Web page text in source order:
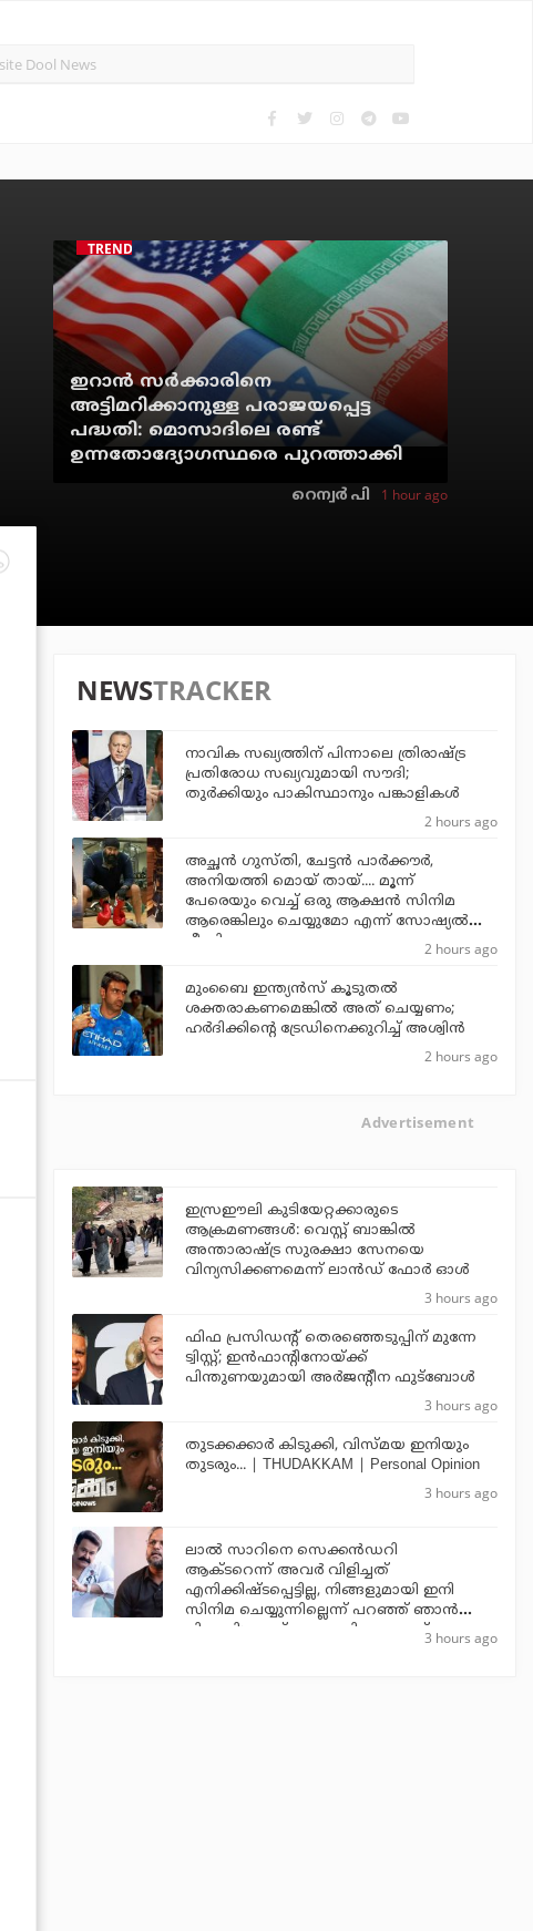
TRENDING
ഇറാന്‍ സര്‍ക്കാരിനെ
അട്ടിമറിക്കാനുള്ള പരാജയപ്പെട്ട
പദ്ധതി: മൊസാദിലെ രണ്ട്
ഉന്നതോദ്യോഗസ്ഥരെ പുറത്താക്കി
റെന്വര്‍ പി 1 hour ago
NEWSTRACKER
നാവിക സഖ്യത്തിന് പിന്നാലെ ത്രിരാഷ്ട്ര
പ്രതിരോധ സഖ്യവുമായി സൗദി;
തുര്‍ക്കിയും പാകിസ്ഥാനും പങ്കാളികള്‍
2 hours ago
അച്ഛന്‍ ഗുസ്തി, ചേട്ടന്‍ പാര്‍ക്കൗര്‍,
അനിയത്തി മൊയ് തായ്.... മൂന്ന്
പേരെയും വെച്ച് ഒരു ആക്ഷന്‍ സിനിമ
ആരെങ്കിലും ചെയ്യുമോ എന്ന് സോഷ്യല്‍
മീഡിയ
2 hours ago
മുംബൈ ഇന്ത്യന്‍സ് കൂടുതല്‍
ശക്തരാകണമെങ്കില്‍ അത് ചെയ്യണം;
ഹര്‍ദിക്കിന്റെ ട്രേഡിനെക്കുറിച്ച് അശ്വിന്‍
2 hours ago
Advertisement
ഇസ്രഈലി കുടിയേറ്റക്കാരുടെ
ആക്രമണങ്ങള്‍: വെസ്റ്റ് ബാങ്കില്‍
അന്താരാഷ്ട്ര സുരക്ഷാ സേനയെ
വിന്യസിക്കണമെന്ന് ലാന്‍ഡ് ഫോര്‍ ഓള്‍
3 hours ago
ഫിഫ പ്രസിഡന്റ് തെരഞ്ഞെടുപ്പിന് മുന്നേ
ട്വിസ്റ്റ്; ഇന്‍ഫാന്റിനോയ്ക്ക്
പിന്തുണയുമായി അര്‍ജന്റീന ഫുട്‌ബോള്‍
3 hours ago
തുടക്കക്കാര്‍ കിടുക്കി, വിസ്മയ ഇനിയും
തുടരും... | THUDAKKAM | Personal Opinion
3 hours ago
ലാല്‍ സാറിനെ സെക്കന്‍ഡറി
ആക്ടറെന്ന് അവര്‍ വിളിച്ചത്
എനിക്കിഷ്ടപ്പെട്ടില്ല, നിങ്ങളുമായി ഇനി
സിനിമ ചെയ്യുന്നില്ലെന്ന് പറഞ്ഞ് ഞാന്‍
പിന്മാറി: ജൂഡ് ആന്തണി ജോസഫ്3 hours ago